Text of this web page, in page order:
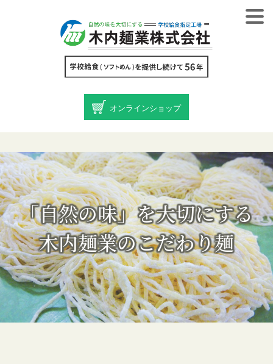
オンラインショップ
「自然の味」を大切にする
木内麺業のこだわり麺